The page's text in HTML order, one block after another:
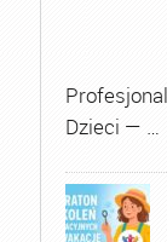
Dzieci — …